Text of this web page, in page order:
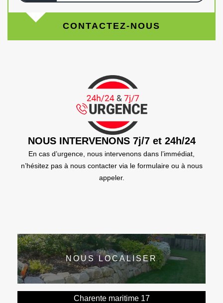
CONTACTEZ-NOUS
NOUS INTERVENONS 7j/7 et 24h/24
En cas d’urgence, nous intervenons dans l’immédiat,
n’hésitez pas à nous contacter via le formulaire ou à nous
appeler.
NOUS LOCALISER
Charente maritime 17